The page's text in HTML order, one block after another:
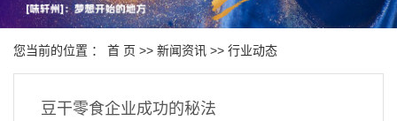
您当前的位置 ： 首 页 >> 新闻资讯 >> 行业动态
豆干零食企业成功的秘法